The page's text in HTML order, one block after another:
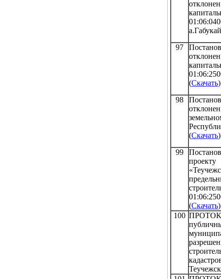
97
(Скачать)
98
(Скачать)
99
(Скачать)
100